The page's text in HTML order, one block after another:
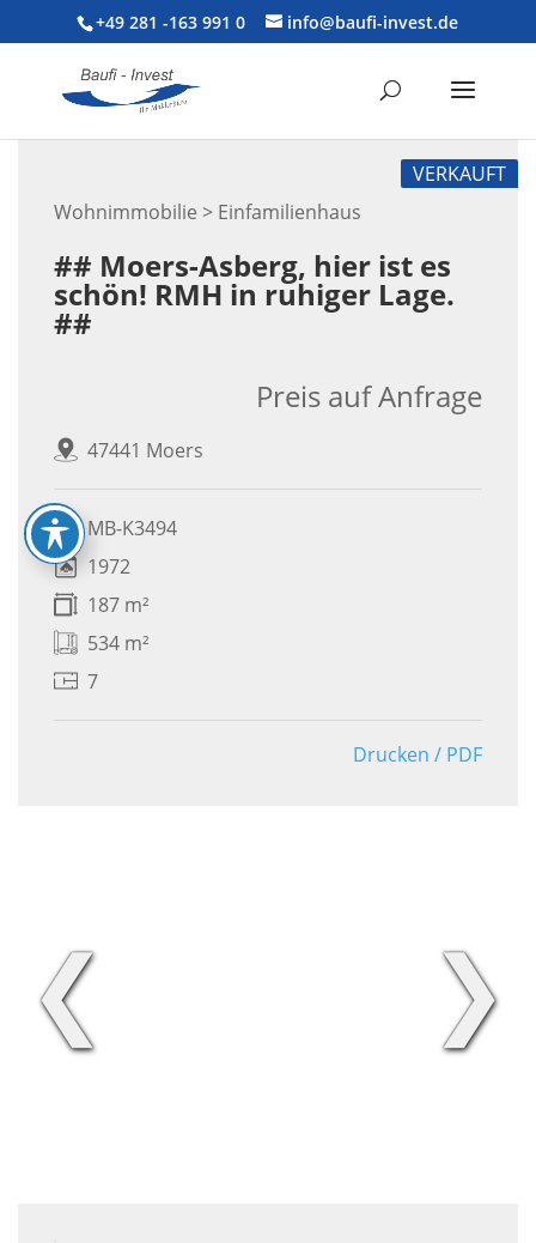
+49 281 -163 991 0 info@baufi-invest.de
Wohnimmobilie > Einfamilienhaus
VERKAUFT
## Moers-Asberg, hier ist es
schön! RMH in ruhiger Lage.
##
47441 Moers
Preis auf Anfrage
MB-K3494
1972
187 m²
534 m²
7
Drucken / PDF
❮ ❯